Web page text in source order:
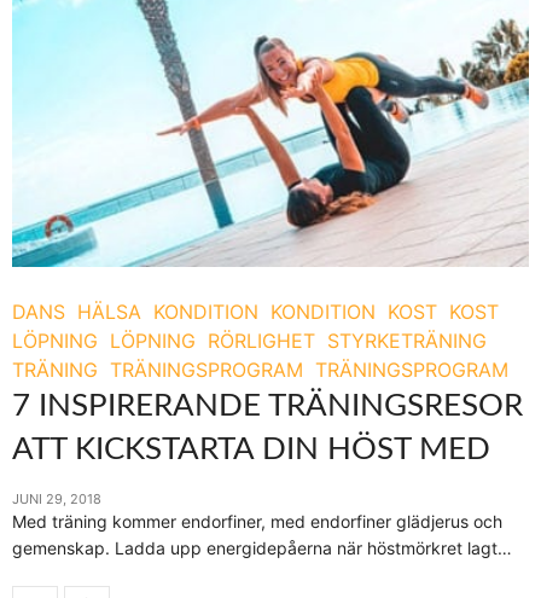
DANS HÄLSA KONDITION KONDITION KOST KOST
LÖPNING LÖPNING RÖRLIGHET STYRKETRÄNING
TRÄNING TRÄNINGSPROGRAM TRÄNINGSPROGRAM
7 INSPIRERANDE TRÄNINGSRESOR
ATT KICKSTARTA DIN HÖST MED
JUNI 29, 2018
Med träning kommer endorfiner, med endorfiner glädjerus och
gemenskap. Ladda upp energidepåerna när höstmörkret lagt…